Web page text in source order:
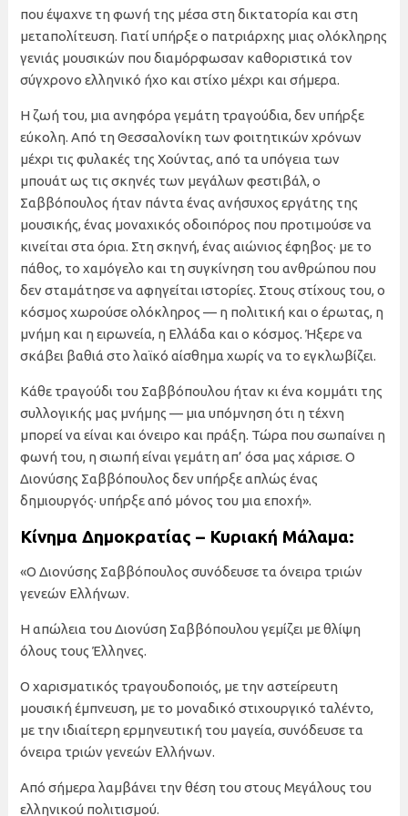
που έψαχνε τη φωνή της μέσα στη δικτατορία και στη
μεταπολίτευση. Γιατί υπήρξε ο πατριάρχης μιας ολόκληρης
γενιάς μουσικών που διαμόρφωσαν καθοριστικά τον
σύγχρονο ελληνικό ήχο και στίχο μέχρι και σήμερα.
Η ζωή του, μια ανηφόρα γεμάτη τραγούδια, δεν υπήρξε
εύκολη. Από τη Θεσσαλονίκη των φοιτητικών χρόνων
μέχρι τις φυλακές της Χούντας, από τα υπόγεια των
μπουάτ ως τις σκηνές των μεγάλων φεστιβάλ, ο
Σαββόπουλος ήταν πάντα ένας ανήσυχος εργάτης της
μουσικής, ένας μοναχικός οδοιπόρος που προτιμούσε να
κινείται στα όρια. Στη σκηνή, ένας αιώνιος έφηβος· με το
πάθος, το χαμόγελο και τη συγκίνηση του ανθρώπου που
δεν σταμάτησε να αφηγείται ιστορίες. Στους στίχους του, ο
κόσμος χωρούσε ολόκληρος — η πολιτική και ο έρωτας, η
μνήμη και η ειρωνεία, η Ελλάδα και ο κόσμος. Ήξερε να
σκάβει βαθιά στο λαϊκό αίσθημα χωρίς να το εγκλωβίζει.
Κάθε τραγούδι του Σαββόπουλου ήταν κι ένα κομμάτι της
συλλογικής μας μνήμης — μια υπόμνηση ότι η τέχνη
μπορεί να είναι και όνειρο και πράξη. Τώρα που σωπαίνει η
φωνή του, η σιωπή είναι γεμάτη απ’ όσα μας χάρισε. Ο
Διονύσης Σαββόπουλος δεν υπήρξε απλώς ένας
δημιουργός· υπήρξε από μόνος του μια εποχή».
Κίνημα Δημοκρατίας – Κυριακή Μάλαμα:
«Ο Διονύσης Σαββόπουλος συνόδευσε τα όνειρα τριών
γενεών Ελλήνων.
Η απώλεια του Διονύση Σαββόπουλου γεμίζει με θλίψη
όλους τους Έλληνες.
Ο χαρισματικός τραγουδοποιός, με την αστείρευτη
μουσική έμπνευση, με το μοναδικό στιχουργικό ταλέντο,
με την ιδιαίτερη ερμηνευτική του μαγεία, συνόδευσε τα
όνειρα τριών γενεών Ελλήνων.
Από σήμερα λαμβάνει την θέση του στους Μεγάλους του
ελληνικού πολιτισμού.